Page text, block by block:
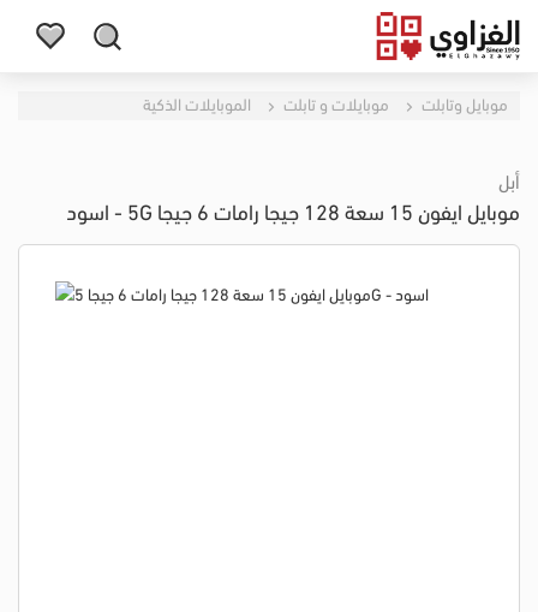
موبايل وتابلت موبايلات و تابلت الموبايلات الذكية
أبل
موبايل ايفون 15 سعة 128 جيجا رامات 6 جيجا 5G - اسود